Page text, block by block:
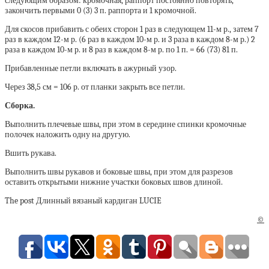
закончить первыми 0 (3) 3 п. раппорта и 1 кромочной.
Для скосов прибавить с обеих сторон 1 раз в следующем 11-м р., затем 7
раз в каждом 12-м р. (6 раз в каждом 10-м р. и 3 раза в каждом 8-м р.) 2
раза в каждом 10-м р. и 8 раз в каждом 8-м р. по 1 п. = 66 (73) 81 п.
Прибавленные петли включать в ажурный узор.
Через 38,5 см = 106 р. от планки закрыть все петли.
Сборка.
Выполнить плечевые швы, при этом в середине спинки кромочные
полочек наложить одну на другую.
Вшить рукава.
Выполнить швы рукавов и боковые швы, при этом для разрезов
оставить открытыми нижние участки боковых швов длиной.
The post Длинный вязаный кардиган LUCIE
©